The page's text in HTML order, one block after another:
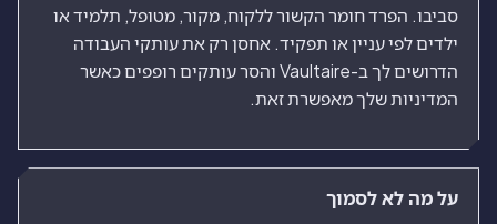
סביבו. הפרד חומר הקשור ללקוח, מקור, מטופל, תלמיד או
ילדים לפי עניין או תפקיד. אחסן רק את עותקי העבודה
הדרושים לך ב-Vaultaire והסר עותקים רופפים כאשר
המדיניות שלך מאפשרת זאת.
על מה לא לסמוך